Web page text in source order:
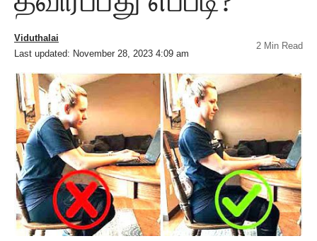
Last updated: November 28, 2023 4:09 am
Viduthalai
2 Min Read